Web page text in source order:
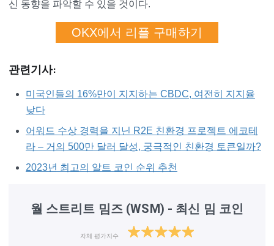
신 동향을 파악할 수 있을 것이다.
OKX에서 리플 구매하기
관련기사:
미국인들의 16%만이 지지하는 CBDC, 여전히 지지율
낮다
어워드 수상 경력을 지닌 R2E 친환경 프로젝트 에코테
라 – 거의 500만 달러 달성, 궁극적인 친환경 토큰일까?
2023년 최고의 알트 코인 순위 추천
월 스트리트 밈즈 (WSM) - 최신 밈 코인
자체 평가지수